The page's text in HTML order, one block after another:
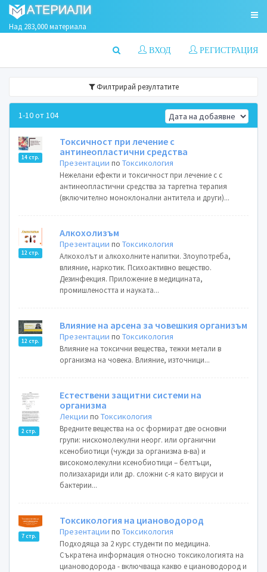
Над 283,000 материала
РЕГИСТРАЦИЯ
ВХОД
Филтрирай резултатите
1-10 от 104
14 стр.
Токсичност при лечение с
антинеопластични средства
Презентации поТоксикология
Нежелани ефекти и токсичност при лечение с с
антинеопластични средства за таргетна терапия
(включително моноклонални антитела и други)...
12 стр.
Алкохолизъм
Презентации поТоксикология
Алкохолът и алкохолните напитки. Злоупотреба,
влияние, наркотик. Психоактивно вещество.
Дезинфекция. Приложение в медицината,
промишлеността и науката...
12 стр.
Влияние на арсена за човешкия организъм
Презентации поТоксикология
Влияние на токсични вещества, тежки метали в
организма на човека. Влияние, източници...
2 стр.
Естествени защитни системи на
организма
Лекции поТоксикология
Вредните вещества на ос формират две основни
групи: нискомолекулни неорг. или органични
ксенобиотици (чужди за организма в-ва) и
високомолекулни ксенобиотици – белтъци,
полизахариди или др. сложни с-я като вируси и
бактерии...
7 стр.
Токсикология на циановодород
Презентации поТоксикология
Подходяща за 2 курс студенти по медицина.
Съкратена информация относно токсикологията на
циановодорода - включваща какво е циановодород и